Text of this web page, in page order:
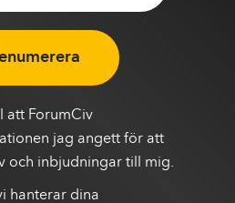
att ForumCiv
jag angett för att
och inbjudningar till mig.
hanterar dina